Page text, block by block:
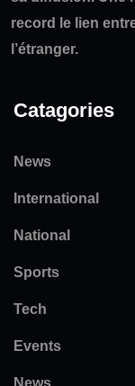
record le lien
l’étranger.
Catagories
News
International
National
Sports
Tech
Events
News